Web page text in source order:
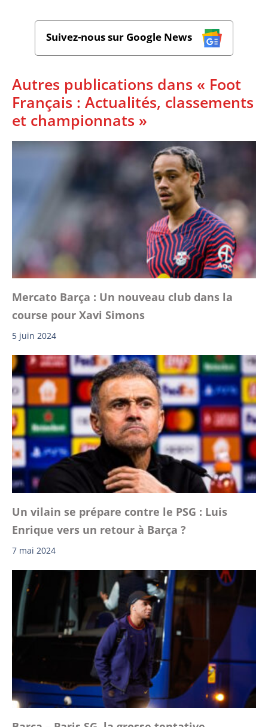
Suivez-nous sur Google News
Autres publications dans « Foot
Français : Actualités, classements
et championnats »
Mercato Barça : Un nouveau club dans la
course pour Xavi Simons
5 juin 2024
Un vilain se prépare contre le PSG : Luis
Enrique vers un retour à Barça ?
7 mai 2024